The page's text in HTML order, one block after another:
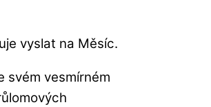
vyslat na Měsíc.
svém vesmírném